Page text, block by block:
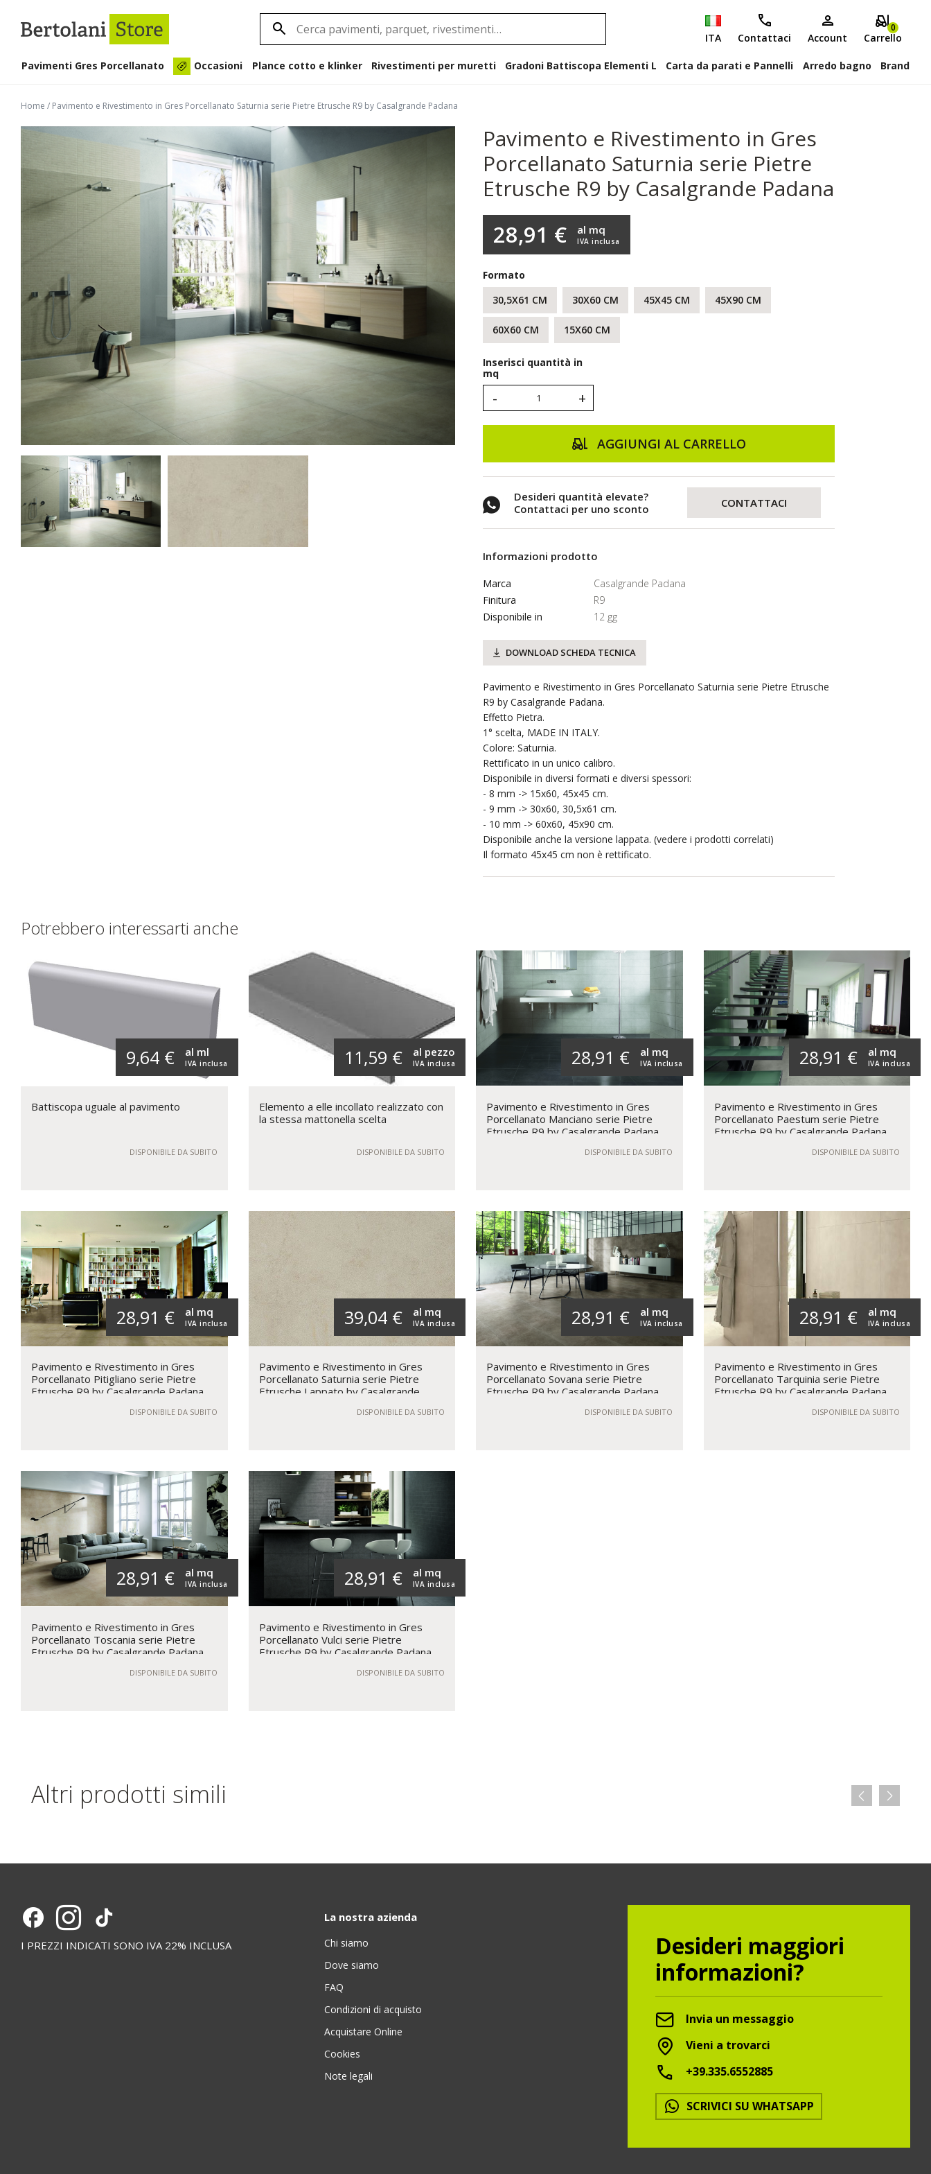
ITA Contattaci Account
0
Carrello
Pavimenti Gres Porcellanato Occasioni Plance cotto e klinker Rivestimenti per muretti Gradoni Battiscopa Elementi L Carta da parati e Pannelli Arredo bagno Brand
Home / Pavimento e Rivestimento in Gres Porcellanato Saturnia serie Pietre Etrusche R9 by Casalgrande Padana
Pavimento e Rivestimento in Gres
Porcellanato Saturnia serie Pietre
Etrusche R9 by Casalgrande Padana
28,91 € IVA inclusa
al mq
Formato
30,5X61 CM
30X60 CM 45X45 CM 45X90 CM
60X60 CM 15X60 CM
Inserisci quantità in
mq
- +
AGGIUNGI AL CARRELLO
Desideri quantità elevate?
Contattaci per uno sconto
CONTATTACI
Informazioni prodotto
Marca
Casalgrande Padana
Finitura
R9
Disponibile in
12 gg
DOWNLOAD SCHEDA TECNICA
Pavimento e Rivestimento in Gres Porcellanato Saturnia serie Pietre Etrusche
R9 by Casalgrande Padana.
Effetto Pietra.
1° scelta, MADE IN ITALY.
Colore: Saturnia.
Rettificato in un unico calibro.
Disponibile in diversi formati e diversi spessori:
- 8 mm -> 15x60, 45x45 cm.
- 9 mm -> 30x60, 30,5x61 cm.
- 10 mm -> 60x60, 45x90 cm.
Disponibile anche la versione lappata. (vedere i prodotti correlati)
Il formato 45x45 cm non è rettificato.
Potrebbero interessarti anche
9,64 € IVA inclusa
al ml
Battiscopa uguale al pavimento
DISPONIBILE DA SUBITO
11,59 € IVA inclusa
al pezzo
Elemento a elle incollato realizzato con
la stessa mattonella scelta
DISPONIBILE DA SUBITO
28,91 € IVA inclusa
al mq
Pavimento e Rivestimento in Gres
Porcellanato Manciano serie Pietre
Etrusche R9 by Casalgrande Padana
DISPONIBILE DA SUBITO
28,91 € IVA inclusa
al mq
Pavimento e Rivestimento in Gres
Porcellanato Paestum serie Pietre
Etrusche R9 by Casalgrande Padana
DISPONIBILE DA SUBITO
28,91 € IVA inclusa
al mq
Pavimento e Rivestimento in Gres
Porcellanato Pitigliano serie Pietre
Etrusche R9 by Casalgrande Padana
DISPONIBILE DA SUBITO
39,04 € IVA inclusa
al mq
Pavimento e Rivestimento in Gres
Porcellanato Saturnia serie Pietre
Etrusche Lappato by Casalgrande
DISPONIBILE DA SUBITO
28,91 € IVA inclusa
al mq
Pavimento e Rivestimento in Gres
Porcellanato Sovana serie Pietre
Etrusche R9 by Casalgrande Padana
DISPONIBILE DA SUBITO
28,91 € IVA inclusa
al mq
Pavimento e Rivestimento in Gres
Porcellanato Tarquinia serie Pietre
Etrusche R9 by Casalgrande Padana
DISPONIBILE DA SUBITO
28,91 € IVA inclusa
al mq
Pavimento e Rivestimento in Gres
Porcellanato Toscania serie Pietre
Etrusche R9 by Casalgrande Padana
DISPONIBILE DA SUBITO
28,91 € IVA inclusa
al mq
Pavimento e Rivestimento in Gres
Porcellanato Vulci serie Pietre
Etrusche R9 by Casalgrande Padana
DISPONIBILE DA SUBITO
Altri prodotti simili
I PREZZI INDICATI SONO IVA 22% INCLUSA
La nostra azienda
Chi siamo
Dove siamo
FAQ
Condizioni di acquisto
Acquistare Online
Cookies
Note legali
Desideri maggiori
informazioni?
Invia un messaggio
Vieni a trovarci
+39.335.6552885
SCRIVICI SU WHATSAPP